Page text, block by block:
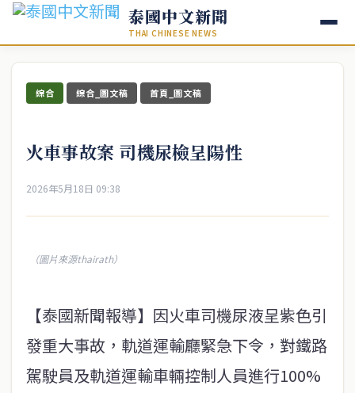
泰國中文新聞
THAI CHINESE NEWS
綜合 綜合_圖文稿 首頁_圖文稿
火車事故案 司機尿檢呈陽性
2026年5月18日 09:38
（圖片來源thairath）
【泰國新聞報導】因火車司機尿液呈紫色引
發重大事故，軌道運輸廳緊急下令，對鐵路
駕駛員及軌道運輸車輛控制人員進行100%